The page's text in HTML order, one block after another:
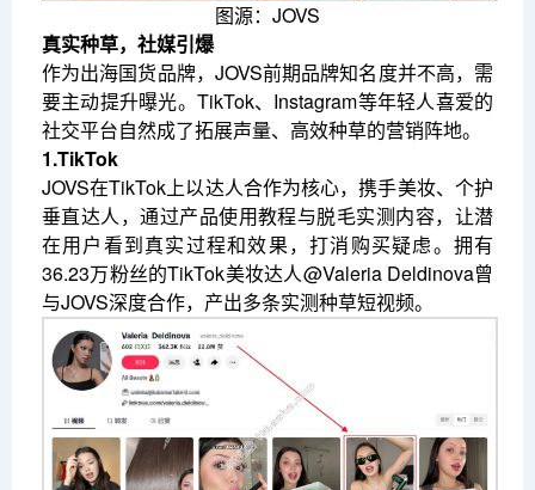
图源：JOVS
真实种草，社媒引爆
作为出海国货品牌，JOVS前期品牌知名度并不高，需
要主动提升曝光。TikTok、Instagram等年轻人喜爱的
社交平台自然成了拓展声量、高效种草的营销阵地。
1.TikTok
JOVS在TikTok上以达人合作为核心，携手美妆、个护
垂直达人，通过产品使用教程与脱毛实测内容，让潜
在用户看到真实过程和效果，打消购买疑虑。拥有
36.23万粉丝的TikTok美妆达人@Valeria Deldinova曾
与JOVS深度合作，产出多条实测种草短视频。